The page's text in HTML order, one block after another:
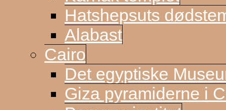
Hatshepsuts
Alabast
Cairo
Det egyptiske
Giza pyramiderne i